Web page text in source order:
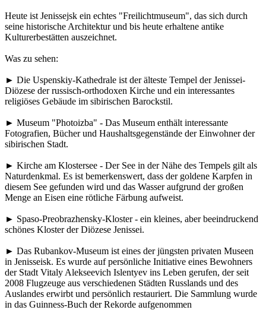
Heute ist Jenissejsk ein echtes "Freilichtmuseum", das sich durch
seine historische Architektur und bis heute erhaltene antike
Kulturerbestätten auszeichnet.
Was zu sehen:
► Die Uspenskiy-Kathedrale ist der älteste Tempel der Jenissei-
Diözese der russisch-orthodoxen Kirche und ein interessantes
religiöses Gebäude im sibirischen Barockstil.
► Museum "Photoizba" - Das Museum enthält interessante
Fotografien, Bücher und Haushaltsgegenstände der Einwohner der
sibirischen Stadt.
► Kirche am Klostersee - Der See in der Nähe des Tempels gilt als
Naturdenkmal. Es ist bemerkenswert, dass der goldene Karpfen in
diesem See gefunden wird und das Wasser aufgrund der großen
Menge an Eisen eine rötliche Färbung aufweist.
► Spaso-Preobrazhensky-Kloster - ein kleines, aber beeindruckend
schönes Kloster der Diözese Jenissei.
► Das Rubankov-Museum ist eines der jüngsten privaten Museen
in Jenisseisk. Es wurde auf persönliche Initiative eines Bewohners
der Stadt Vitaly Alekseevich Islentyev ins Leben gerufen, der seit
2008 Flugzeuge aus verschiedenen Städten Russlands und des
Auslandes erwirbt und persönlich restauriert. Die Sammlung wurde
in das Guinness-Buch der Rekorde aufgenommen